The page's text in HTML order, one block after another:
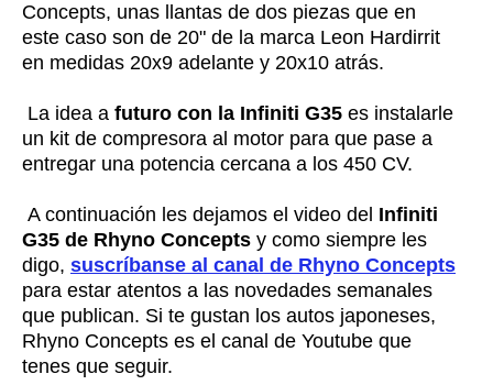
Concepts, unas llantas de dos piezas que en
este caso son de 20" de la marca Leon Hardirrit
en medidas 20x9 adelante y 20x10 atrás.
La idea a futuro con la Infiniti G35 es instalarle
un kit de compresora al motor para que pase a
entregar una potencia cercana a los 450 CV.
A continuación les dejamos el video del Infiniti
G35 de Rhyno Concepts y como siempre les
digo, suscríbanse al canal de Rhyno Concepts
para estar atentos a las novedades semanales
que publican. Si te gustan los autos japoneses,
Rhyno Concepts es el canal de Youtube que
tenes que seguir.